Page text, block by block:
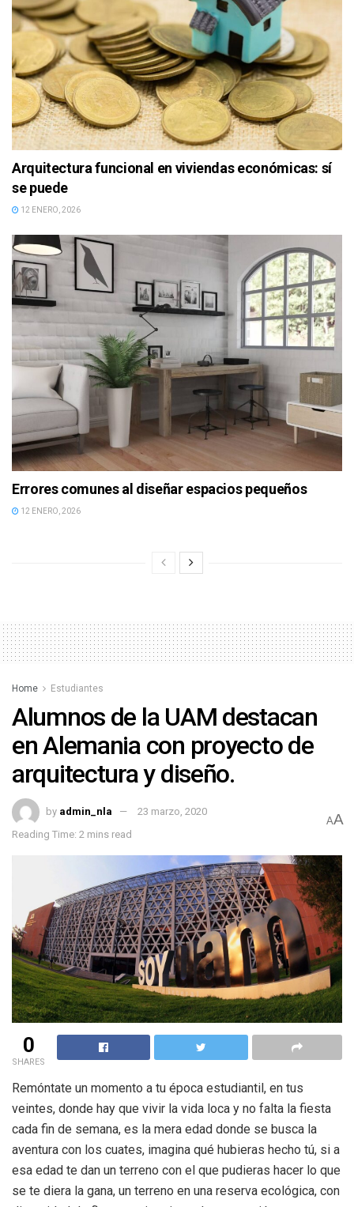
Arquitectura funcional en viviendas económicas: sí
se puede
12 ENERO, 2026
Errores comunes al diseñar espacios pequeños
12 ENERO, 2026
Home Estudiantes
Alumnos de la UAM destacan
en Alemania con proyecto de
arquitectura y diseño.
by admin_nla
23 marzo, 2020
Reading Time: 2 mins read
AA
0
SHARES
Remóntate un momento a tu época estudiantil, en tus
veintes, donde hay que vivir la vida loca y no falta la fiesta
cada fin de semana, es la mera edad donde se busca la
aventura con los cuates, imagina qué hubieras hecho tú, si a
esa edad te dan un terreno con el que pudieras hacer lo que
se te diera la gana, un terreno en una reserva ecológica, con